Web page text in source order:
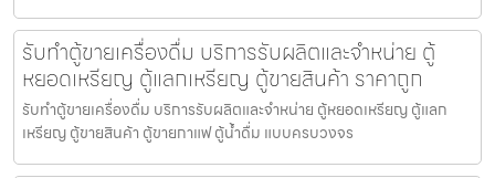
รับทำตู้ขายเครื่องดื่ม บริการรับผลิตและจำหน่าย ตู้
หยอดเหรียญ ตู้แลกเหรียญ ตู้ขายสินค้า ราคาถูก
รับทำตู้ขายเครื่องดื่ม บริการรับผลิตและจำหน่าย ตู้หยอดเหรียญ ตู้แลก
เหรียญ ตู้ขายสินค้า ตู้ขายกาแฟ ตู้น้ำดื่ม แบบครบวงจร